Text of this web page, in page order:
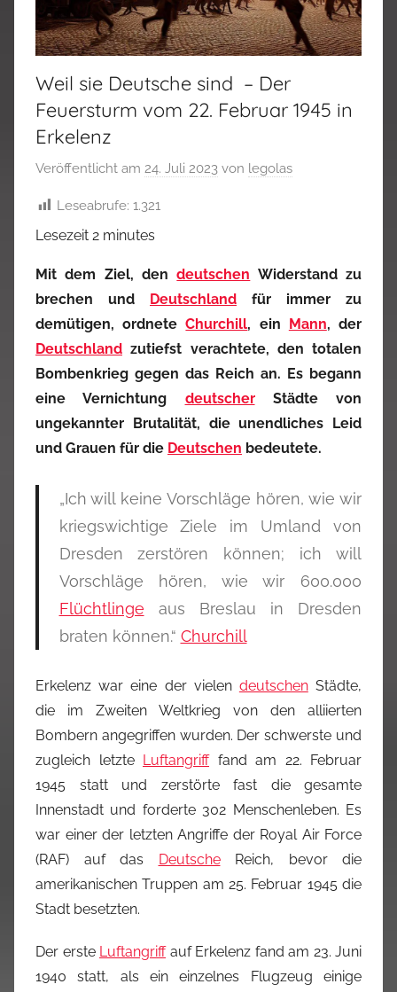
Weil sie Deutsche sind – Der
Feuersturm vom 22. Februar 1945 in
Erkelenz
Veröffentlicht am 24. Juli 2023 von legolas
Leseabrufe: 1.321
Lesezeit 2 minutes
Mit dem Ziel, dendeutschen Widerstand zu
brechen und
Deutschland für immer zu
demütigen, ordneteChurchill, ein Mann, der
Deutschland zutiefst verachtete, den totalen
Bombenkrieg gegen das Reich an. Es begann
eine Vernichtung deutscherStädte von
ungekannter Brutalität, die unendliches Leid
und Grauen für die Deutschen bedeutete.
„Ich will keine Vorschläge hören, wie wir
kriegswichtige Ziele im Umland von
Dresden zerstören können; ich will
Vorschläge hören, wie wir 600.000
Flüchtlinge aus Breslau in Dresden
braten können.“ Churchill
Erkelenz war eine der vielen deutschenStädte,
die im Zweiten Weltkrieg von den alliierten
Bombern angegriffen wurden. Der schwerste und
zugleich letzte Luftangrifffand am 22. Februar
1945 statt und zerstörte fast die gesamte
Innenstadt und forderte 302 Menschenleben. Es
war einer der letzten Angriffe der Royal Air Force
(RAF) auf das
DeutscheReich, bevor die
amerikanischen Truppen am 25. Februar 1945die
Stadt besetzten.
Der erste Luftangriffauf Erkelenz fand am 23. Juni
1940 statt, als ein einzelnes Flugzeug einige